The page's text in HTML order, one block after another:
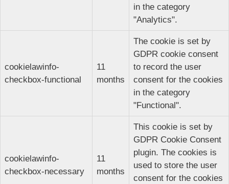
in the category
"Analytics".
cookielawinfo-
checkbox-functional
11
months
The cookie is set by
GDPR cookie consent
to record the user
consent for the cookies
in the category
"Functional".
cookielawinfo-
checkbox-necessary
11
months
This cookie is set by
GDPR Cookie Consent
plugin. The cookies is
used to store the user
consent for the cookies